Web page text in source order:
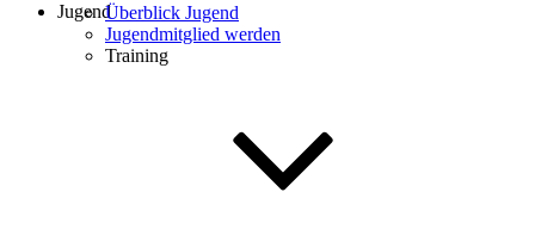
JugendÜberblick Jugend
Jugendmitglied werden
Training